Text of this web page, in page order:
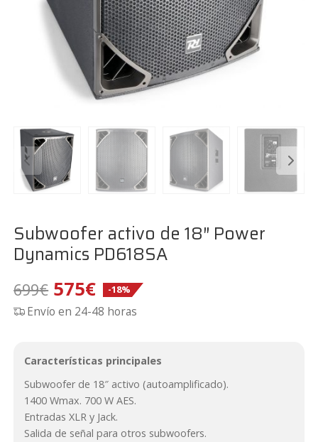
Subwoofer activo de 18″ Power
Dynamics PD618SA
699€ El
precio
era:
699€.
575€El
precio
es:
575€.
-18%
Envío en 24-48 horas
Características principales
Subwoofer de 18″ activo (autoamplificado).
1400 Wmax. 700 W AES.
Entradas XLR y Jack.
Salida de señal para otros subwoofers.